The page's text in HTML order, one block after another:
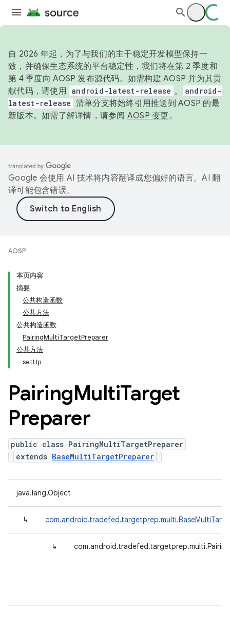
自 2026 年起，为了与我们的主干稳定开发模型保持一
致，并确保生态系统的平台稳定性，我们将在第 2 季度和
第 4 季度向 AOSP 发布源代码。如需构建 AOSP 并为其贡
献代码，请使用 android-latest-release 。
android-
latest-release 清单分支将始终引用推送到 AOSP 的最
新版本。如需了解详情，请参阅 AOSP 变更。
Google 会使用 AI 技术将内容翻译成您偏好的语言。AI 翻
译可能包含错误。
AOSP
本页内容
摘要
公共构造函数
公共方法
公共构造函数
PairingMultiTargetPreparer
公共方法
setUp
PairingMultiTarget
Preparer
public class PairingMultiTargetPreparer
extends BaseMultiTargetPreparer
java.lang.Object
↳
↳